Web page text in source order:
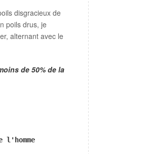
disgracieux de
poils drus, je
alternant avec le
de 50% de la